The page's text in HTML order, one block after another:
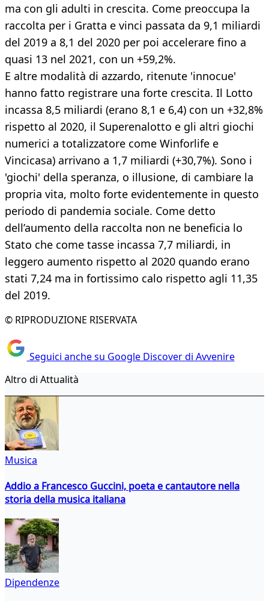
ma con gli adulti in crescita. Come preoccupa la
raccolta per i Gratta e vinci passata da 9,1 miliardi
del 2019 a 8,1 del 2020 per poi accelerare fino a
quasi 13 nel 2021, con un +59,2%.
E altre modalità di azzardo, ritenute 'innocue'
hanno fatto registrare una forte crescita. Il Lotto
incassa 8,5 miliardi (erano 8,1 e 6,4) con un +32,8%
rispetto al 2020, il Superenalotto e gli altri giochi
numerici a totalizzatore come Winforlife e
Vincicasa) arrivano a 1,7 miliardi (+30,7%). Sono i
'giochi' della speranza, o illusione, di cambiare la
propria vita, molto forte evidentemente in questo
periodo di pandemia sociale. Come detto
dell’aumento della raccolta non ne beneficia lo
Stato che come tasse incassa 7,7 miliardi, in
leggero aumento rispetto al 2020 quando erano
stati 7,24 ma in fortissimo calo rispetto agli 11,35
del 2019.
© RIPRODUZIONE RISERVATA
Seguici anche su Google Discover di Avvenire
Altro di Attualità
Musica
Addio a Francesco Guccini, poeta e cantautore nella
storia della musica italiana
Dipendenze